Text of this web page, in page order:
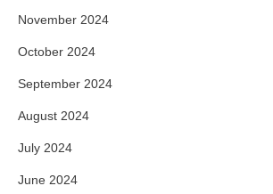
November 2024
October 2024
September 2024
August 2024
July 2024
June 2024